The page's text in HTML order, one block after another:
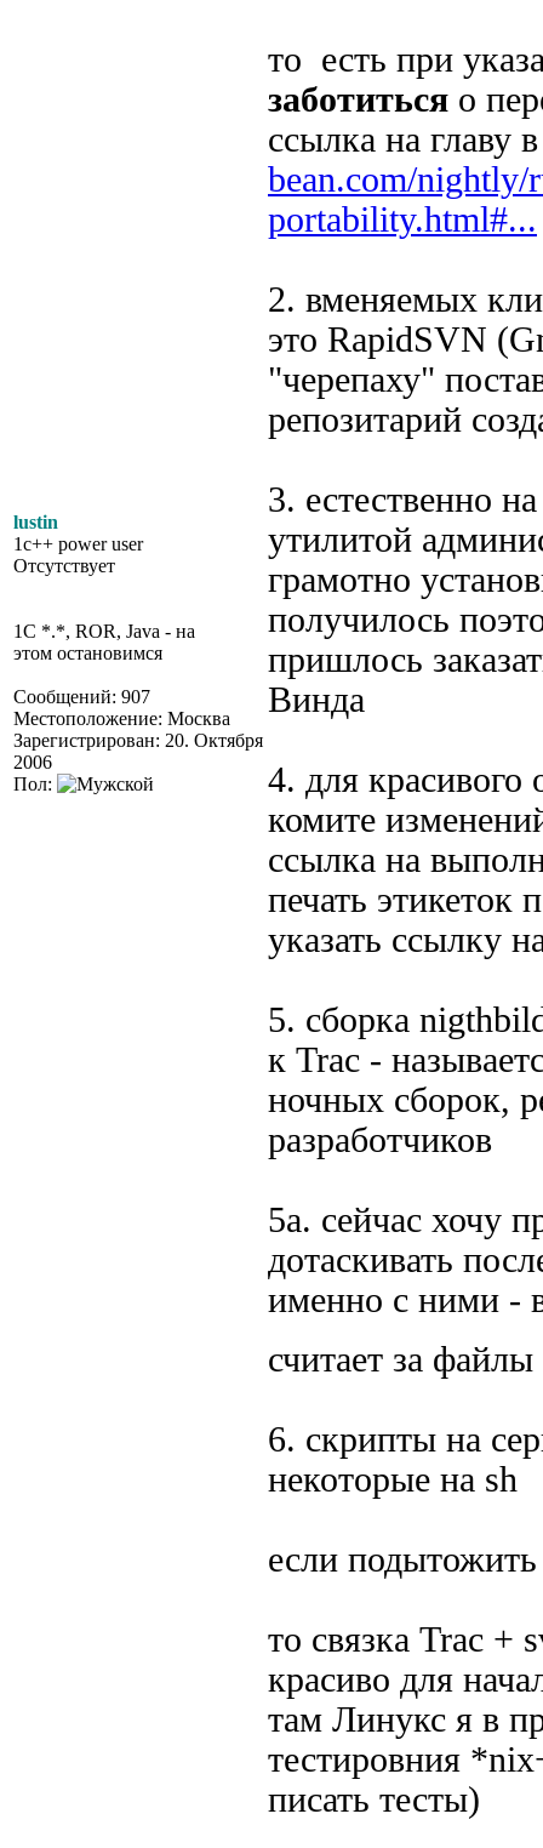
lustin
1c++ power user
Отсутствует
1C *.*, ROR, Java - на
этом остановимся
Сообщений: 907
Местоположение: Москва
Зарегистрирован: 20. Октября
2006
Пол:
то есть при
заботиться о
ссылка на главу
bean.com/nightly/
portability.html#...
2. вменяемых
это RapidSVN
"черепаху"
репозитарий
3. естественно
утилитой
грамотно
получилось
пришлось
Винда
4. для красивого
комите
ссылка на
печать
указать ссылку
5. сборка
к Trac -
ночных сборок,
разработчиков
5а. сейчас хочу
дотаскивать
именно с ними -
считает за
6. скрипты на
некоторые на sh
если подытожить
то связка Trac +
красиво для
там Линукс я в
тестировния
писать тесты)